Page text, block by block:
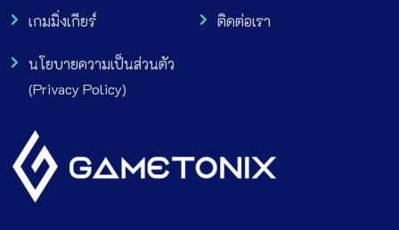
เกมมิ่งเกียร์ ติดต่อเรา
นโยบายความเป็นส่วนตัว
(Privacy Policy)